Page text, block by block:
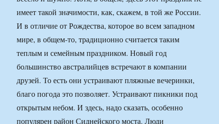
имеет такой значимости, как, скажем, в той же России.
И в отличие от Рождества, которое во всем западном
мире, в общем-то, традиционно считается таким
теплым и семейным праздником. Новый год
большинство австралийцев встречают в компании
друзей. То есть они устраивают пляжные вечеринки,
благо погода это позволяет. Устраивают пикники под
открытым небом. И здесь, надо сказать, особенно
популярен район Сиднейского моста. Люди